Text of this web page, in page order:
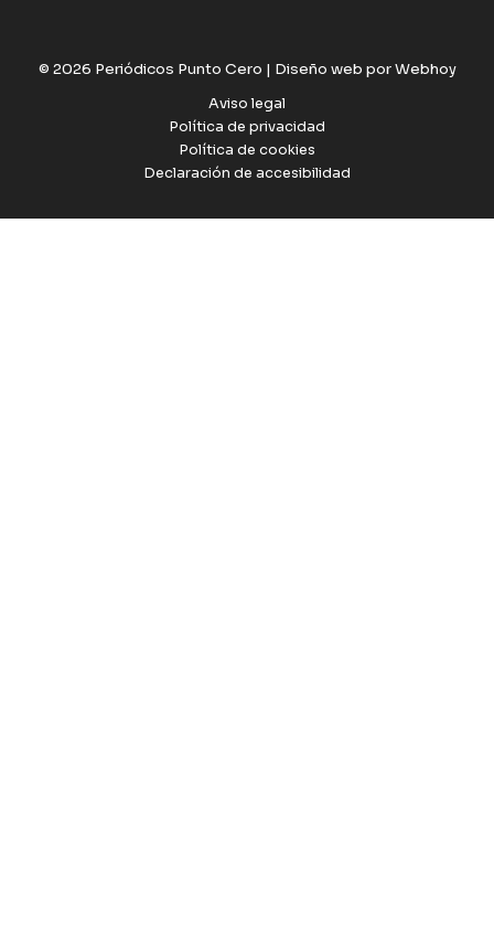
© 2026 Periódicos Punto Cero | Diseño web por Webhoy
Aviso legal
Política de privacidad
Política de cookies
Declaración de accesibilidad